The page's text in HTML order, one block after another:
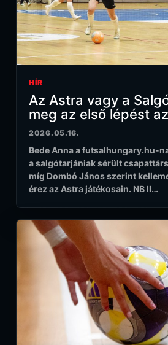
HÍR
Az Astra vagy a
meg az első lépést
2026.05.16.
Bede Anna a futsalhungary.hu-
a salgótarjániak sérült
míg Dombó János szerint
érez az Astra játékosain. NB II…